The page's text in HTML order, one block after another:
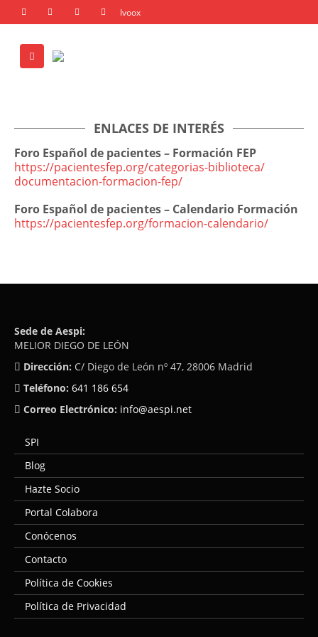
ENLACES DE INTERÉS
Foro Español de pacientes – Formación FEP
https://pacientesfep.org/categorias-biblioteca/
documentacion-formacion-fep/
Foro Español de pacientes – Calendario Formación
https://pacientesfep.org/formacion-calendario/
Sede de Aespi:
MELIOR DIEGO DE LEÓN
Dirección: C/ Diego de León nº 47, 28006 Madrid
Teléfono: 641 186 654
Correo Electrónico: info@aespi.net
SPI
Blog
Hazte Socio
Portal Colabora
Conócenos
Contacto
Política de Cookies
Política de Privacidad